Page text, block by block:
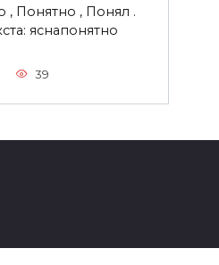
, Понятно , Понял .
яснапонятно
39